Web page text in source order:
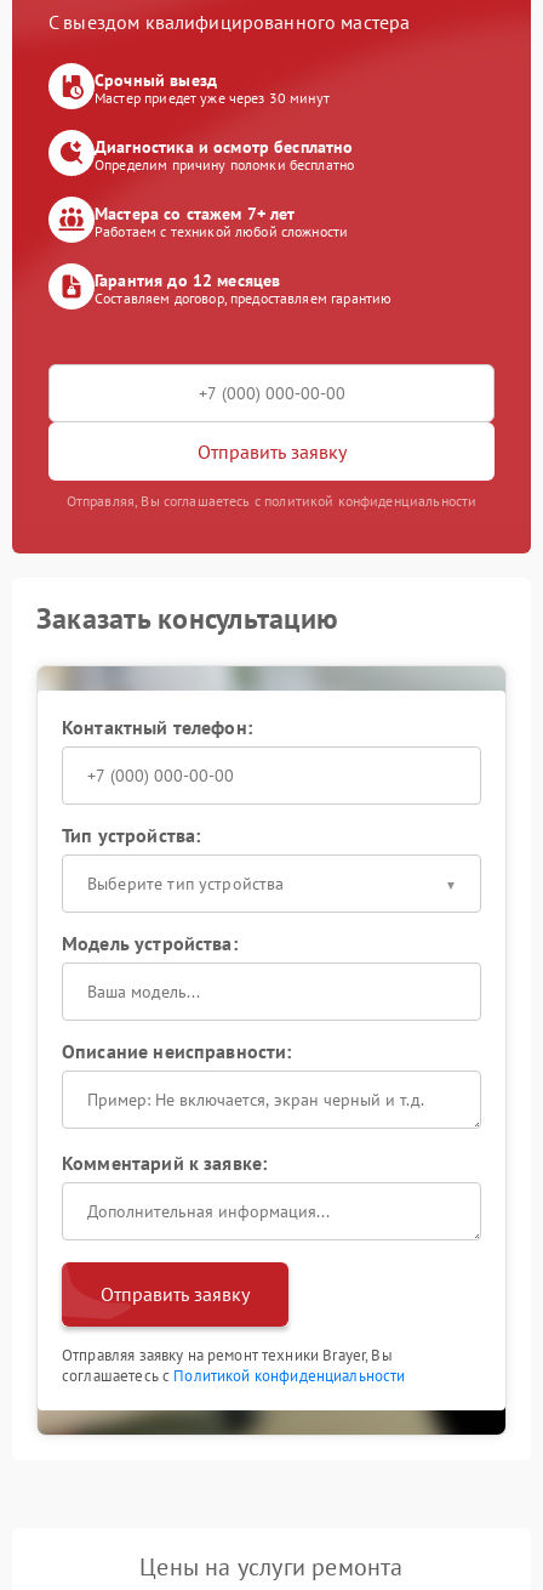
С выездом квалифицированного мастера
Срочный выезд
Мастер приедет уже через 30 минут
Диагностика и осмотр бесплатно
Определим причину поломки бесплатно
Мастера со стажем 7+ лет
Работаем с техникой любой сложности
Гарантия до 12 месяцев
Составляем договор, предоставляем гарантию
Отправить заявку
Отправляя, Вы соглашаетесь с политикой конфиденциальности
Заказать консультацию
Контактный телефон:
Тип устройства:
Выберите тип устройства
Модель устройства:
Описание неисправности:
Комментарий к заявке:
Отправить заявку
Отправляя заявку на ремонт техники Brayer, Вы
соглашаетесь с Политикой конфиденциальности
Цены на услуги ремонта